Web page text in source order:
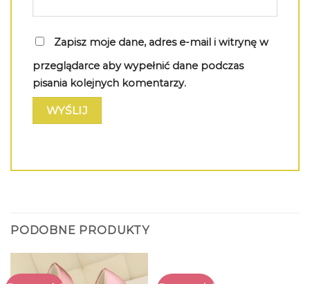
Zapisz moje dane, adres e-mail i witrynę w
przeglądarce aby wypełnić dane podczas
pisania kolejnych komentarzy.
PODOBNE PRODUKTY